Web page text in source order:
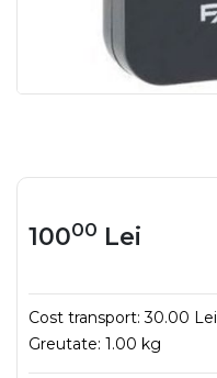
10000 Lei
Cost transport:30.00 Lei
Greutate: 1.00 kg